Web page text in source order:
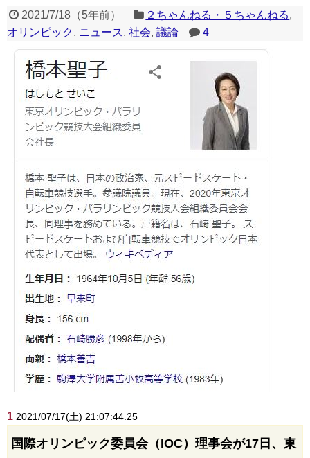
2021/7/18（5年前） ２ちゃんねる・５ちゃんねる,
オリンピック, ニュース, 社会, 議論 4
1 2021/07/17(土) 21:07:44.25
国際オリンピック委員会（IOC）理事会が17日、東